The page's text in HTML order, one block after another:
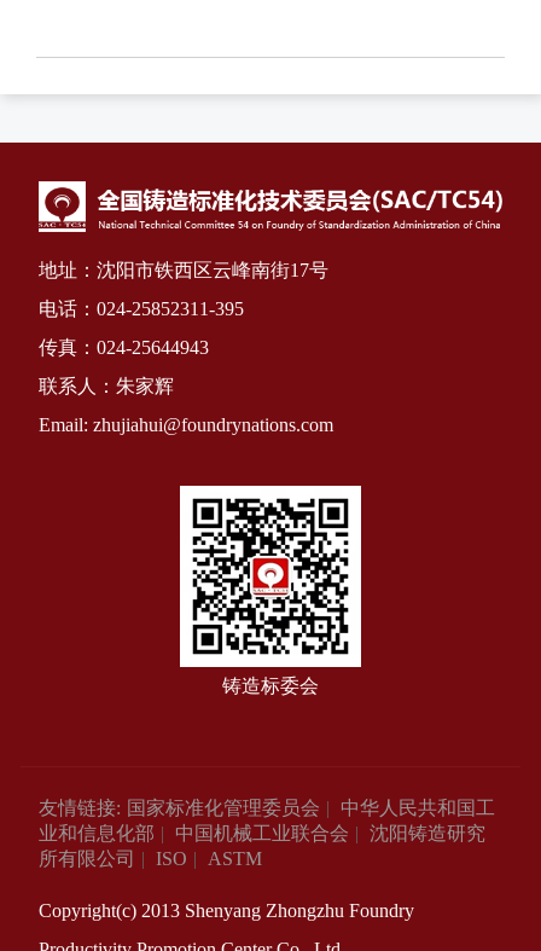
地址：沈阳市铁西区云峰南街17号
电话：024-25852311-395
传真：024-25644943
联系人：朱家辉
Email: zhujiahui@foundrynations.com
铸造标委会
友情链接: 国家标准化管理委员会 |
中华人民共和国工
业和信息化部 | 中国机械工业联合会 | 沈阳铸造研究
所有限公司 | ISO | ASTM
Copyright(c) 2013 Shenyang Zhongzhu Foundry